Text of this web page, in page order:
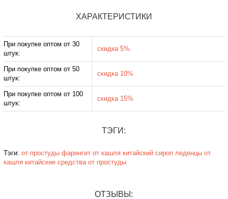
ХАРАКТЕРИСТИКИ
При покупке оптом от 30
штук:
скидка 5%
При покупке оптом от 50
штук:
скидка 10%
При покупке оптом от 100
штук:
скидка 15%
ТЭГИ:
Тэги: от простуды фарингит от кашля китайский сироп леденцы от
кашля китайские средства от простуды
ОТЗЫВЫ: